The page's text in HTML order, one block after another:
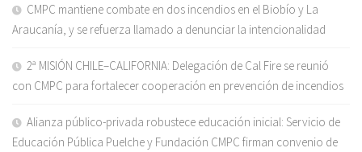
CMPC mantiene combate en dos incendios en el Biobío y La
Araucanía, y se refuerza llamado a denunciar la intencionalidad
2ª MISIÓN CHILE–CALIFORNIA: Delegación de Cal Fire se reunió
con CMPC para fortalecer cooperación en prevención de incendios
Alianza público-privada robustece educación inicial: Servicio de
Educación Pública Puelche y Fundación CMPC firman convenio de